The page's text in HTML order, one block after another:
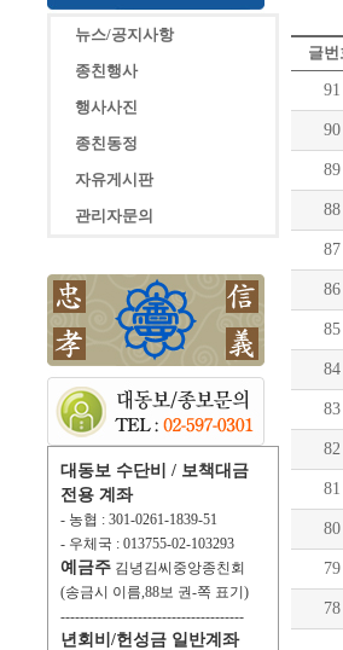
뉴스/공지사항
종친행사
행사사진
종친동정
자유게시판
관리자문의
대동보 수단비 / 보책대금
전용 계좌
- 농협 : 301-0261-1839-51
- 우체국 : 013755-02-103293
예금주 김녕김씨중앙종친회
(송금시 이름,88보 권-쪽 표기)
--------------------------------------
년회비/헌성금 일반계좌
글번
91
90
89
88
87
86
85
84
83
82
81
80
79
78